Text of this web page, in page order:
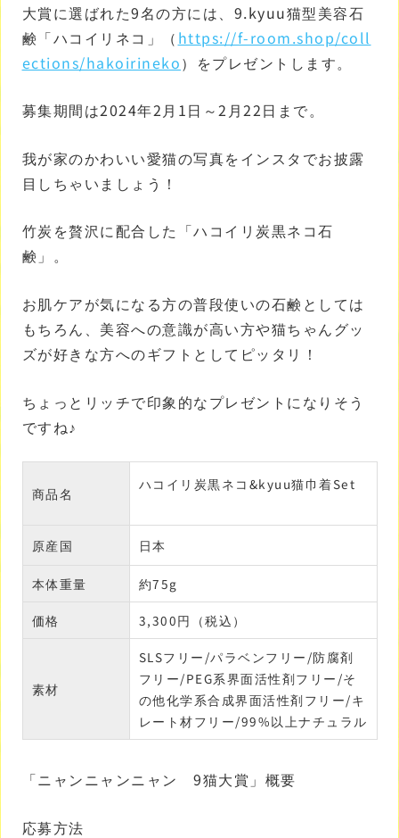
大賞に選ばれた9名の方には、9.kyuu猫型美容石
鹸「ハコイリネコ」（ https://f-room.shop/coll
ections/hakoirineko）をプレゼントします。
募集期間は2024年2月1日～2月22日まで。
我が家のかわいい愛猫の写真をインスタでお披露
目しちゃいましょう！
竹炭を贅沢に配合した「ハコイリ炭黒ネコ石
鹸」。
お肌ケアが気になる方の普段使いの石鹸としては
もちろん、美容への意識が高い方や猫ちゃんグッ
ズが好きな方へのギフトとしてピッタリ！
ちょっとリッチで印象的なプレゼントになりそう
ですね♪
商品名
ハコイリ炭黒ネコ&kyuu猫巾着Set
原産国 日本
本体重量 約75g
価格 3,300円（税込）
素材
SLSフリー/パラベンフリー/防腐剤
フリー/PEG系界面活性剤フリー/そ
の他化学系合成界面活性剤フリー/キ
レート材フリー/99%以上ナチュラル
「ニャンニャンニャン 9猫大賞」概要
応募方法